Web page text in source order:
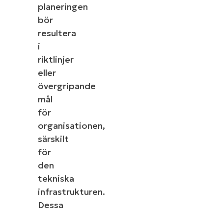
planeringen
bör
resultera
i
riktlinjer
eller
övergripande
mål
för
organisationen,
särskilt
för
den
tekniska
infrastrukturen.
Dessa